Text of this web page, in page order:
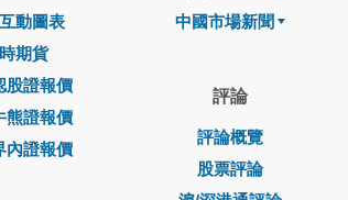
動圖表
期貨
股證報價
熊證報價
內證報價
中國市場新聞
評論
評論概覽
股票評論